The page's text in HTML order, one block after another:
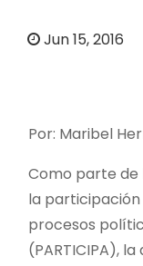
Jun 15, 2016
Por: Maribel
Como parte de
la
procesos
(PARTICIPA),